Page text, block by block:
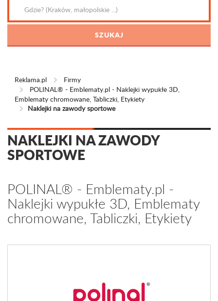
Reklama.pl
Firmy
POLINAL® - Emblematy.pl - Naklejki wypukłe 3D,
Emblematy chromowane, Tabliczki, Etykiety
Naklejki na zawody sportowe
NAKLEJKI NA ZAWODY
SPORTOWE
POLINAL® - Emblematy.pl -
Naklejki wypukłe 3D, Emblematy
chromowane, Tabliczki, Etykiety